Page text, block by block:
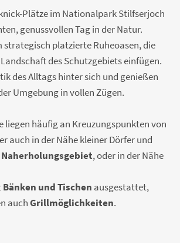
Plätze im Nationalpark Stilfserjoch
genussvollen Tag in der Natur.
strategisch platzierte Ruheoasen, die
des Schutzgebiets einfügen.
des Alltags hinter sich und genießen
Umgebung in vollen Zügen.
liegen häufig an Kreuzungspunkten von
auch in der Nähe kleiner Dörfer und
Naherholungsgebiet, oder in der Nähe
Bänken und Tischen ausgestattet,
auchGrillmöglichkeiten.